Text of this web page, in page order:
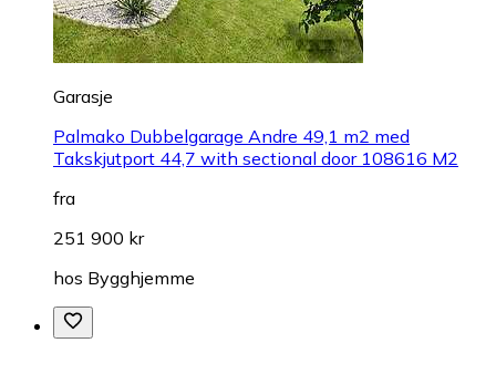
Garasje
Palmako Dubbelgarage Andre 49,1 m2 med
Takskjutport 44,7 with sectional door 108616 M2
fra
251 900 kr
hos Bygghjemme